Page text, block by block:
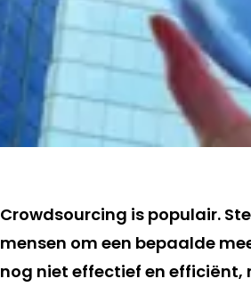
Crowdsourcing is populair.
mensen om een bepaalde
nog niet effectief en efficiënt,